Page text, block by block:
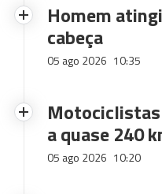
Homem
cabeça
05 ago 2026 10:35
a quase 240
05 ago 2026 10:20